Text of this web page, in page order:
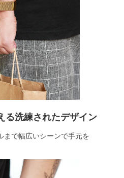
る洗練されたデザイン
まで幅広いシーンで手元を